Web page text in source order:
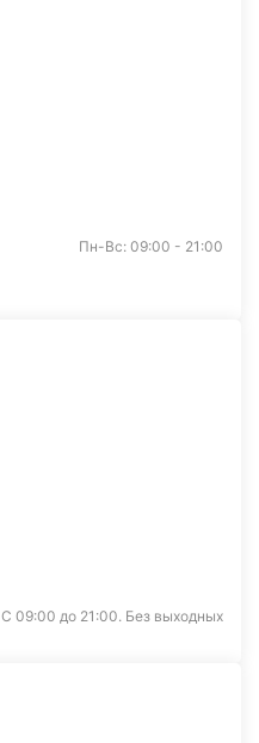
Пн-Вс: 09:00 - 21:00
С 09:00 до 21:00. Без выходных